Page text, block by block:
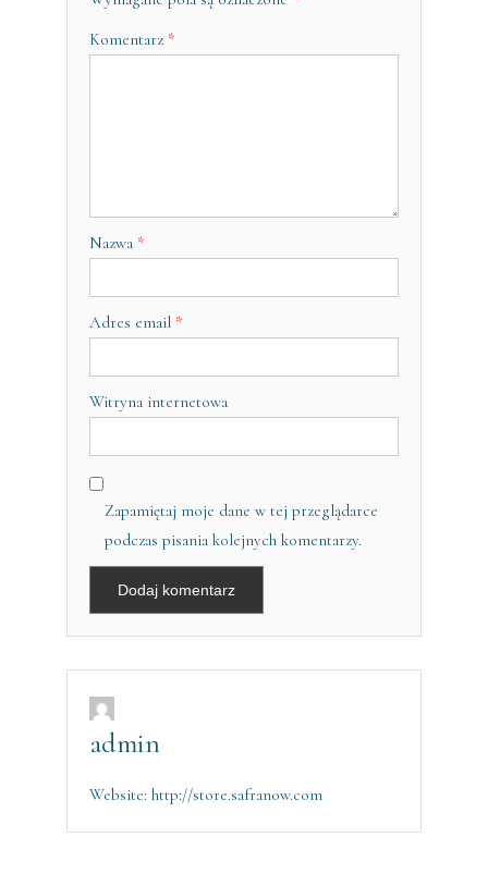
Komentarz *
Nazwa *
Adres email *
Witryna internetowa
Zapamiętaj moje dane w tej przeglądarce
podczas pisania kolejnych komentarzy.
admin
Website: http://store.safranow.com